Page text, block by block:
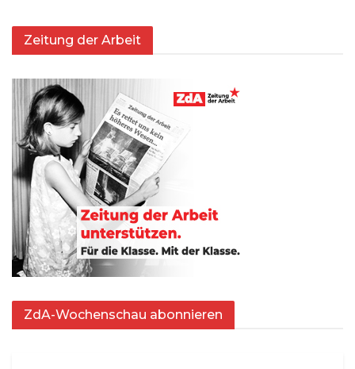
Zeitung der Arbeit
ZdA-Wochenschau abonnieren